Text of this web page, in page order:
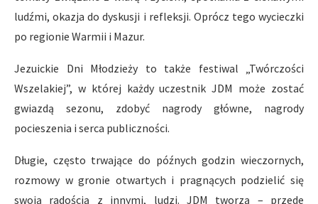
ludźmi, okazja do dyskusji i refleksji. Oprócz tego wycieczki
po regionie Warmii i Mazur.
Jezuickie Dni Młodzieży to także festiwal „Twórczości
Wszelakiej”, w której każdy uczestnik JDM może zostać
gwiazdą sezonu, zdobyć nagrody główne, nagrody
pocieszenia i serca publiczności.
Długie, często trwające do późnych godzin wieczornych,
rozmowy w gronie otwartych i pragnących podzielić się
swoją radością z innymi, ludzi. JDM tworzą – przede